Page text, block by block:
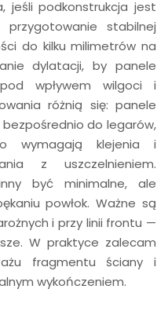
jeśli podkonstrukcja jest
stabilnej
do kilku milimetrów na
dylatacji, by panele
wpływem wilgoci i
różnią się: panele
do legarów,
wymagają klejenia i
z uszczelnieniem.
być minimalne, ale
powłok. Ważne są
i przy linii frontu —
W praktyce zalecam
fragmentu ściany i
wykończeniem.